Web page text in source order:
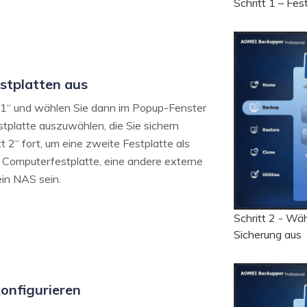
Schritt 1 –
aus
und wählen Sie dann im Popup-Fenster
auszuwählen, die Sie sichern
2“ fort, um eine zweite Festplatte als
eine andere externe
NAS sein.
Schritt 2 -
Sicherung aus